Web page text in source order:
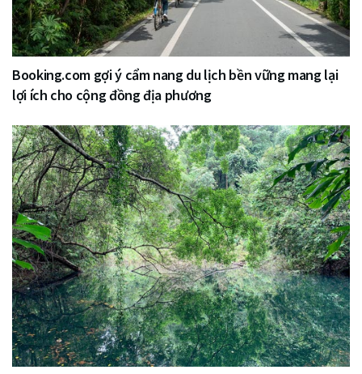
Booking.com gợi ý cẩm nang du lịch bền vững mang lại
lợi ích cho cộng đồng địa phương